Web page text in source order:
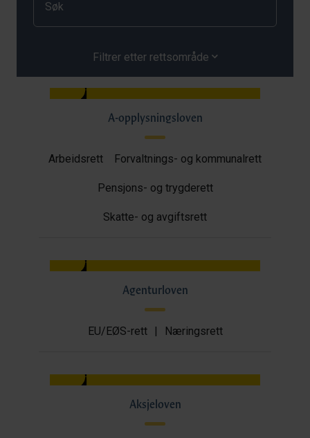
Filtrer etter rettsområde
A-opplysningsloven
Arbeidsrett Forvaltnings- og kommunalrett
Pensjons- og trygderett
Skatte- og avgiftsrett
Agenturloven
EU/EØS-rett | Næringsrett
Aksjeloven